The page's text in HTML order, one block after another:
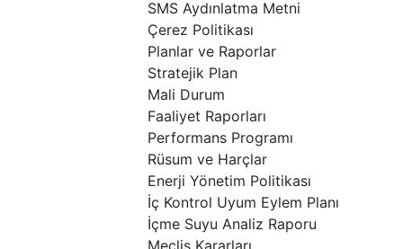
SMS Aydınlatma Metni
Çerez Politikası
Planlar ve Raporlar
Stratejik Plan
Mali Durum
Faaliyet Raporları
Performans Programı
Rüsum ve Harçlar
Enerji Yönetim Politikası
İç Kontrol Uyum Eylem Planı
İçme Suyu Analiz Raporu
Meclis Kararları